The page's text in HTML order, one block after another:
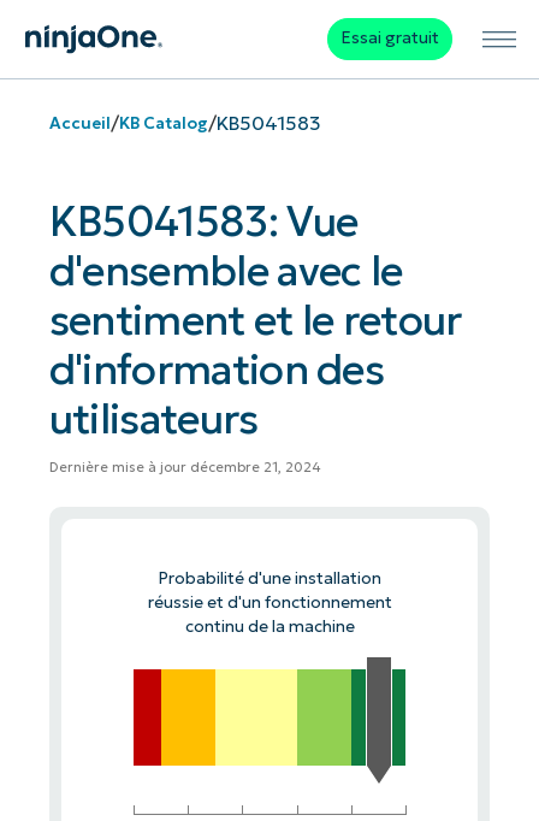
Essai gratuit
Accueil/KB Catalog/KB5041583
KB5041583: Vue
d'ensemble avec le
sentiment et le retour
d'information des
utilisateurs
Dernière mise à jour décembre 21, 2024
Probabilité d'une installation
réussie et d'un fonctionnement
continu de la machine